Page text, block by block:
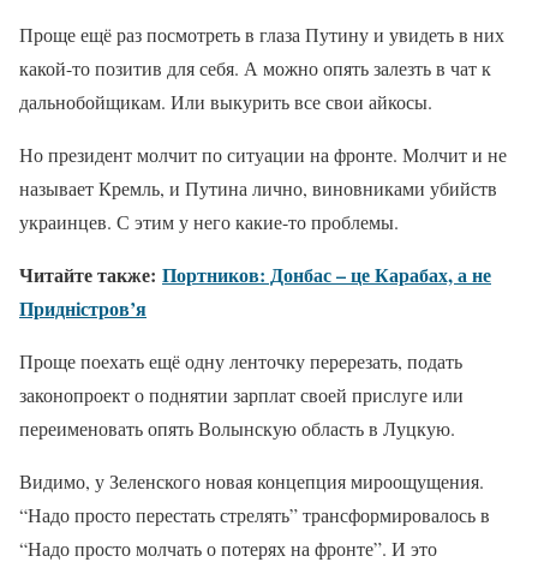
Проще ещё раз посмотреть в глаза Путину и увидеть в них
какой-то позитив для себя. А можно опять залезть в чат к
дальнобойщикам. Или выкурить все свои айкосы.
Но президент молчит по ситуации на фронте. Молчит и не
называет Кремль, и Путина лично, виновниками убийств
украинцев. С этим у него какие-то проблемы.
Читайте также: Портников: Донбас – це Карабах, а не
Придністров’я
Проще поехать ещё одну ленточку перерезать, подать
законопроект о поднятии зарплат своей прислуге или
переименовать опять Волынскую область в Луцкую.
Видимо, у Зеленского новая концепция мироощущения.
“Надо просто перестать стрелять” трансформировалось в
“Надо просто молчать о потерях на фронте”. И это